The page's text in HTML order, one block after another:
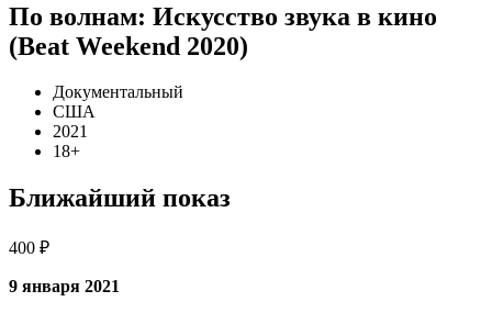
По волнам: Искусство звука в кино
(Beat Weekend 2020)
Документальный
США
2021
18+
Ближайший показ
400 ₽
9 января 2021